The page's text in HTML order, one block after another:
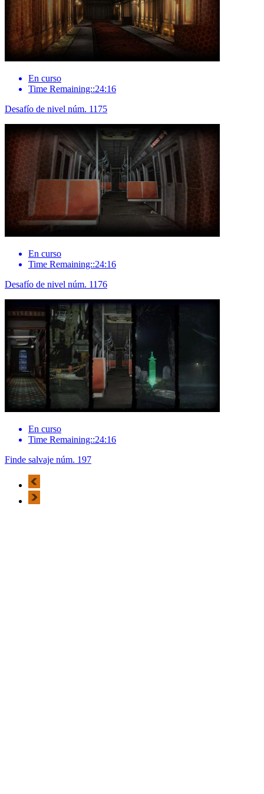
En curso
Time Remaining::24:16
Desafío de nivel núm. 1175
En curso
Time Remaining::24:16
Desafío de nivel núm. 1176
En curso
Time Remaining::24:16
Finde salvaje núm. 197